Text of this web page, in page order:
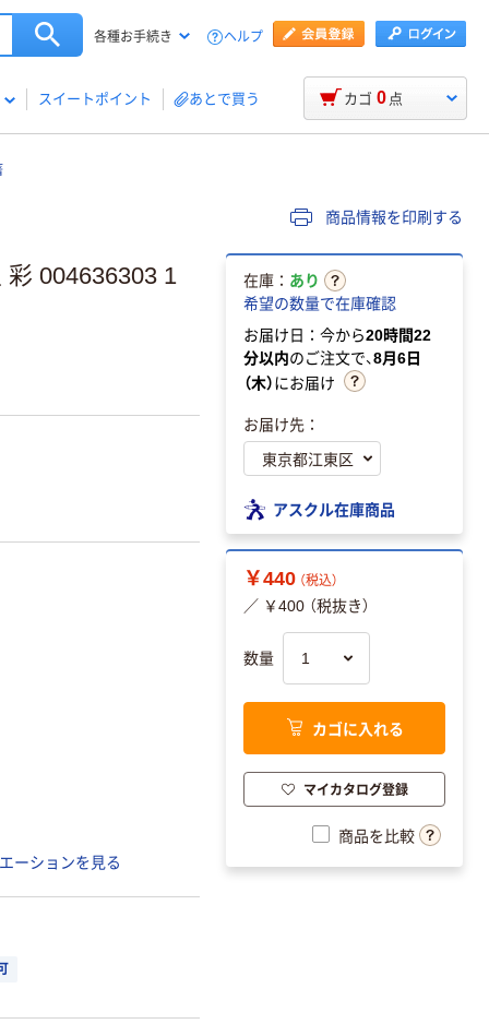
各種お手続き ヘルプ
スイートポイント あとで買う カゴ 0 点
商品情報を印刷する
004636303 1
ーションを見る
在庫： あり
希望の数量で在庫確認
お届け日：今から20時間22
分以内のご注文で、8月6日
（木）にお届け
お届け先：
アスクル在庫商品
￥440 （税込）
／ ￥400 （税抜き）
数量
カゴに入れる
マイカタログ登録
商品を比較